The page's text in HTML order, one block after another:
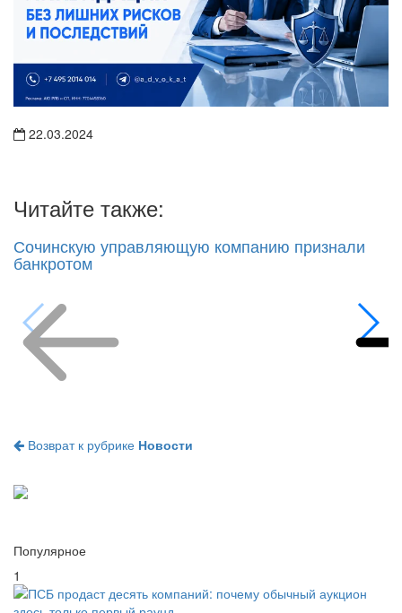
22.03.2024
Читайте также:
Сочинскую управляющую компанию признали
банкротом
Возврат к рубрике Новости
Популярное
1